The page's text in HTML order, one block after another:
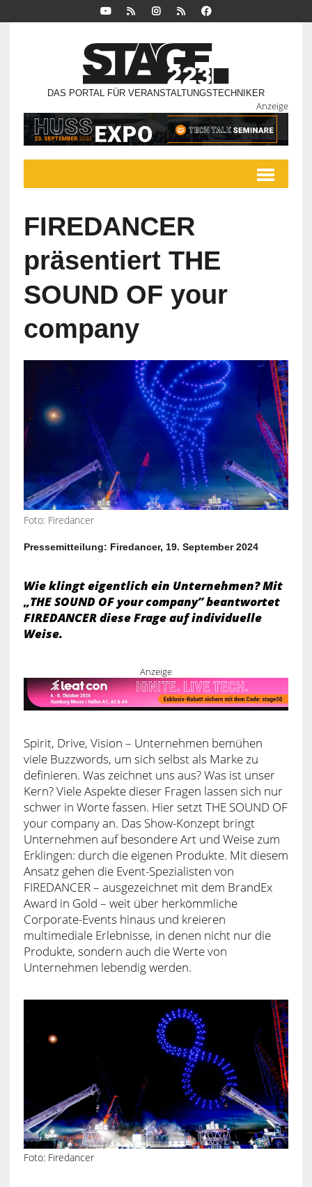
DAS PORTAL FÜR VERANSTALTUNGSTECHNIKER
Anzeige
FIREDANCER
präsentiert THE
SOUND OF your
company
Foto: Firedancer
Pressemitteilung: Firedancer, 19. September 2024
Wie klingt eigentlich ein Unternehmen? Mit
„THE SOUND OF your company” beantwortet
FIREDANCER diese Frage auf individuelle
Weise.
Anzeige
Spirit, Drive, Vision – Unternehmen bemühen
viele Buzzwords, um sich selbst als Marke zu
definieren. Was zeichnet uns aus? Was ist unser
Kern? Viele Aspekte dieser Fragen lassen sich nur
schwer in Worte fassen. Hier setzt THE SOUND OF
your company an. Das Show-Konzept bringt
Unternehmen auf besondere Art und Weise zum
Erklingen: durch die eigenen Produkte. Mit diesem
Ansatz gehen die Event-Spezialisten von
FIREDANCER – ausgezeichnet mit dem BrandEx
Award in Gold – weit über herkömmliche
Corporate-Events hinaus und kreieren
multimediale Erlebnisse, in denen nicht nur die
Produkte, sondern auch die Werte von
Unternehmen lebendig werden.
Foto: Firedancer